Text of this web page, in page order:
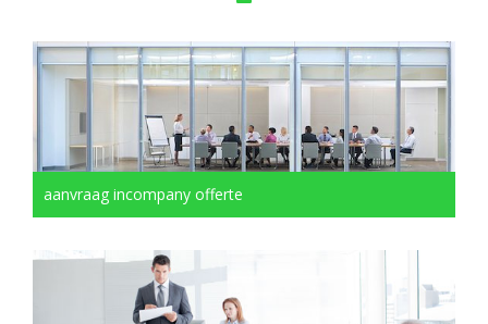
aanvraag incompany offerte